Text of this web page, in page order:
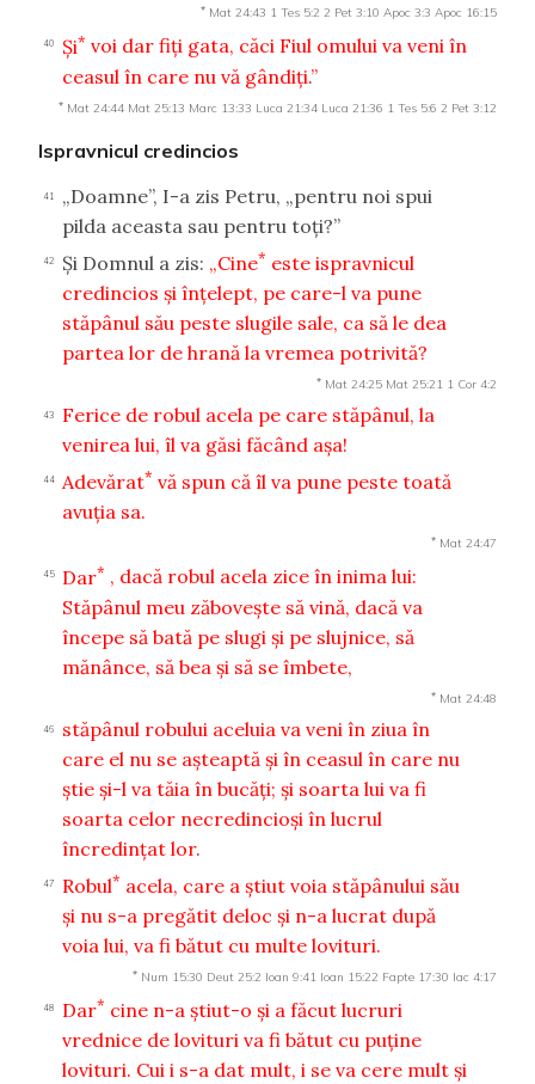
* Mat 24:43 1 Tes 5:2 2 Pet 3:10 Apoc 3:3 Apoc 16:15
40 Şi* voi dar fiţi gata, căci Fiul omului va veni în
ceasul în care nu vă gândiţi.”
* Mat 24:44 Mat 25:13 Marc 13:33 Luca 21:34 Luca 21:36 1 Tes 5:6 2 Pet 3:12
Ispravnicul credincios
41
„Doamne”, I-a zis Petru, „pentru noi spui
pilda aceasta sau pentru toţi?”
42 Şi Domnul a zis: „Cine* este ispravnicul
credincios şi înţelept, pe care-l va pune
stăpânul său peste slugile sale, ca să le dea
partea lor de hrană la vremea potrivită?
* Mat 24:25 Mat 25:21 1 Cor 4:2
43
Ferice de robul acela pe care stăpânul, la
venirea lui, îl va găsi făcând aşa!
44 Adevărat* vă spun că îl va pune peste toată
avuţia sa.
* Mat 24:47
45 Dar* , dacă robul acela zice în inima lui:
Stăpânul meu zăboveşte să vină, dacă va
începe să bată pe slugi şi pe slujnice, să
mănânce, să bea şi să se îmbete,
* Mat 24:48
46
stăpânul robului aceluia va veni în ziua în
care el nu se aşteaptă şi în ceasul în care nu
ştie şi-l va tăia în bucăţi; şi soarta lui va fi
soarta celor necredincioşi în lucrul
încredinţat lor.
47 Robul* acela, care a ştiut voia stăpânului său
şi nu s-a pregătit deloc şi n-a lucrat după
voia lui, va fi bătut cu multe lovituri.
* Num 15:30 Deut 25:2 Ioan 9:41 Ioan 15:22 Fapte 17:30 Iac 4:17
48 Dar* cine n-a ştiut-o şi a făcut lucruri
vrednice de lovituri va fi bătut cu puţine
lovituri. Cui i s-a dat mult, i se va cere mult şi